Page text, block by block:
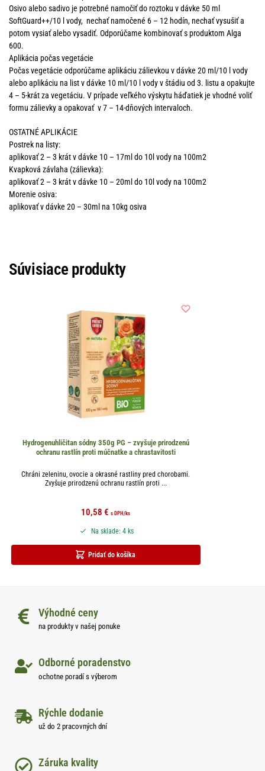
Osivo alebo sadivo je potrebné namočiť do roztoku v dávke 50 ml
SoftGuard++/10 l vody, nechať namočené 6 – 12 hodín, nechať vysušiť a
potom vysiať alebo vysadiť. Odporúčame kombinovať s produktom Alga
600.
Aplikácia počas vegetácie
Počas vegetácie odporúčame aplikáciu zálievkou v dávke 20 ml/10 l vody
alebo aplikáciu na list v dávke 10 ml/10 l vody v štádiu od 3. listu a opakujte
4 – 5-krát za vegetáciu. V prípade veľkého výskytu háďatiek je vhodné voliť
formu zálievky a opakovať v 7 – 14-dňových intervaloch.
OSTATNÉ APLIKÁCIE
Postrek na listy:
aplikovať 2 – 3 krát v dávke 10 – 17ml do 10l vody na 100m2
Kvapková závlaha (zálievka):
aplikovať 2 – 3 krát v dávke 10 – 20ml do 10l vody na 100m2
Morenie osiva:
aplikovať v dávke 20 – 30ml na 10kg osiva
Súvisiace produkty
Hydrogenuhličitan sódny 350g PG – zvyšuje prirodzenú
ochranu rastlín proti múčnatke a chrastavitosti
Chráni zeleninu, ovocie a okrasné rastliny pred chorobami.
Zvyšuje prirodzenú ochranu rastlín proti ...
10,58€ s DPH/ks
Pridať do košíka
Na sklade: 4 ks
Výhodné ceny
na produkty v našej ponuke
Odborné poradenstvo
ochotne poradí s výberom
Rýchle dodanie
už do 2 pracovných dní
Záruka kvality